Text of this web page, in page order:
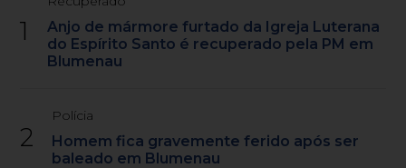
1
Anjo de mármore furtado da Igreja Luterana
do Espírito Santo é recuperado pela PM em
Blumenau
2
Polícia
Homem fica gravemente ferido após ser
baleado em Blumenau